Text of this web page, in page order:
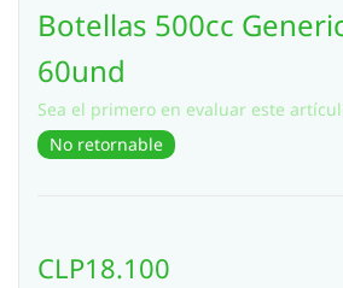
Botellas 500cc
60und
Sea el primero en evaluar este
No retornable
CLP18.100